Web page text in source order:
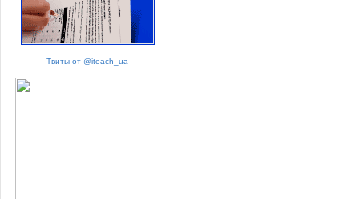
Твиты от @iteach_ua